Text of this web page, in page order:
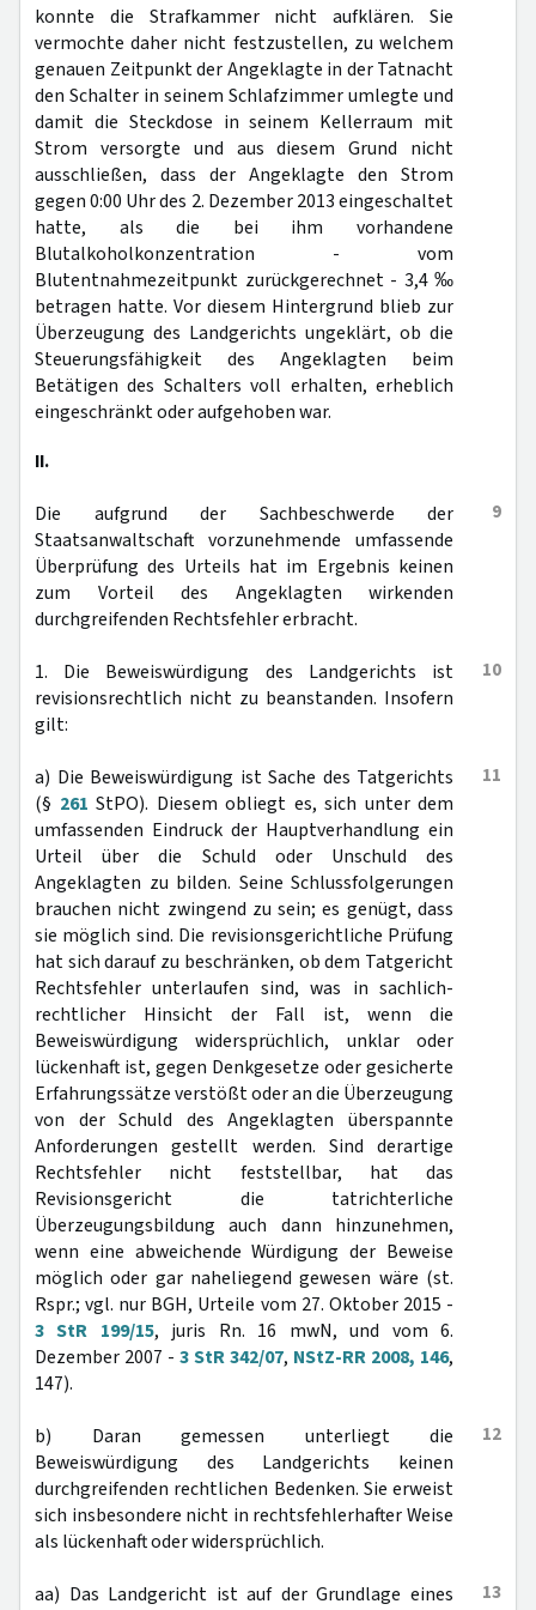
konnte die Strafkammer nicht aufklären. Sie
vermochte daher nicht festzustellen, zu welchem
genauen Zeitpunkt der Angeklagte in der Tatnacht
den Schalter in seinem Schlafzimmer umlegte und
damit die Steckdose in seinem Kellerraum mit
Strom versorgte und aus diesem Grund nicht
ausschließen, dass der Angeklagte den Strom
gegen 0:00 Uhr des 2. Dezember 2013 eingeschaltet
hatte, als die bei ihm vorhandene
Blutalkoholkonzentration - vom
Blutentnahmezeitpunkt zurückgerechnet - 3,4 ‰
betragen hatte. Vor diesem Hintergrund blieb zur
Überzeugung des Landgerichts ungeklärt, ob die
Steuerungsfähigkeit des Angeklagten beim
Betätigen des Schalters voll erhalten, erheblich
eingeschränkt oder aufgehoben war.
II.
9
Die aufgrund der Sachbeschwerde der
Staatsanwaltschaft vorzunehmende umfassende
Überprüfung des Urteils hat im Ergebnis keinen
zum Vorteil des Angeklagten wirkenden
durchgreifenden Rechtsfehler erbracht.
10
1. Die Beweiswürdigung des Landgerichts ist
revisionsrechtlich nicht zu beanstanden. Insofern
gilt:
11
a) Die Beweiswürdigung ist Sache des Tatgerichts
(§ 261 StPO). Diesem obliegt es, sich unter dem
umfassenden Eindruck der Hauptverhandlung ein
Urteil über die Schuld oder Unschuld des
Angeklagten zu bilden. Seine Schlussfolgerungen
brauchen nicht zwingend zu sein; es genügt, dass
sie möglich sind. Die revisionsgerichtliche Prüfung
hat sich darauf zu beschränken, ob dem Tatgericht
Rechtsfehler unterlaufen sind, was in sachlich-
rechtlicher Hinsicht der Fall ist, wenn die
Beweiswürdigung widersprüchlich, unklar oder
lückenhaft ist, gegen Denkgesetze oder gesicherte
Erfahrungssätze verstößt oder an die Überzeugung
von der Schuld des Angeklagten überspannte
Anforderungen gestellt werden. Sind derartige
Rechtsfehler nicht feststellbar, hat das
Revisionsgericht die tatrichterliche
Überzeugungsbildung auch dann hinzunehmen,
wenn eine abweichende Würdigung der Beweise
möglich oder gar naheliegend gewesen wäre (st.
Rspr.; vgl. nur BGH, Urteile vom 27. Oktober 2015 -
3 StR 199/15, juris Rn. 16 mwN, und vom 6.
Dezember 2007 - 3 StR 342/07, NStZ-RR 2008, 146,
147).
12
b) Daran gemessen unterliegt die
Beweiswürdigung des Landgerichts keinen
durchgreifenden rechtlichen Bedenken. Sie erweist
sich insbesondere nicht in rechtsfehlerhafter Weise
als lückenhaft oder widersprüchlich.
13
aa) Das Landgericht ist auf der Grundlage eines